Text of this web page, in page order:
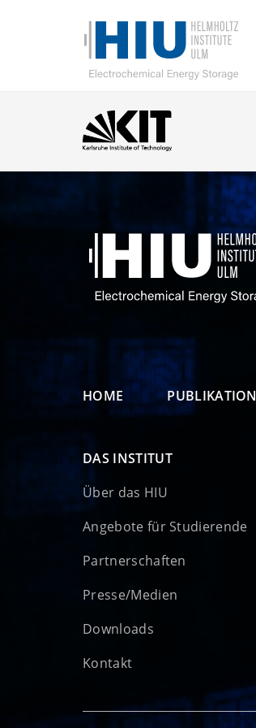
HOME
DAS INSTITUT
Über das HIU
Angebote für Studierende
Partnerschaften
Presse/Medien
Downloads
Kontakt